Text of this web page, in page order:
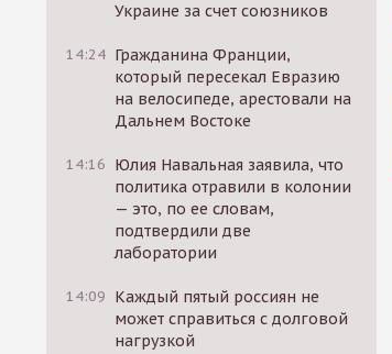
Украине за счет союзников
14:24 Гражданина Франции,
который пересекал Евразию
на велосипеде, арестовали на
Дальнем Востоке
14:16 Юлия Навальная заявила, что
политика отравили в колонии
— это, по ее словам,
подтвердили две
лаборатории
14:09 Каждый пятый россиян не
может справиться с долговой
нагрузкой